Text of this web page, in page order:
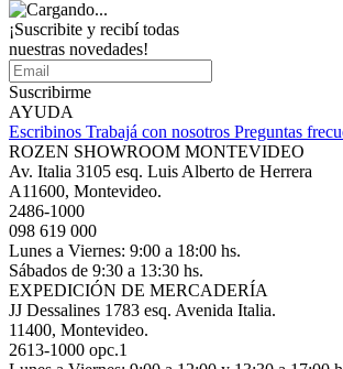
¡Suscribite y recibí todas
nuestras novedades!
Suscribirme
AYUDA
Escribinos Trabajá con nosotros Preguntas
ROZEN SHOWROOM MONTEVIDEO
Av. Italia 3105 esq. Luis Alberto de Herrera
A11600, Montevideo.
2486-1000
098 619 000
Lunes a Viernes: 9:00 a 18:00 hs.
Sábados de 9:30 a 13:30 hs.
EXPEDICIÓN DE MERCADERÍA
JJ Dessalines 1783 esq. Avenida Italia.
11400, Montevideo.
2613-1000 opc.1